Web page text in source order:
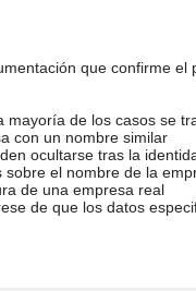
que confirme
de los casos se
con un nombre similar
ocultarse tras la
el nombre de la
de una empresa real
de que los datos